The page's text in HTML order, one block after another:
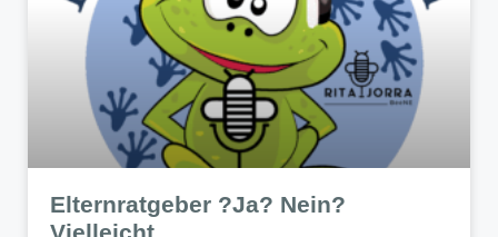
Elternratgeber ?Ja? Nein?